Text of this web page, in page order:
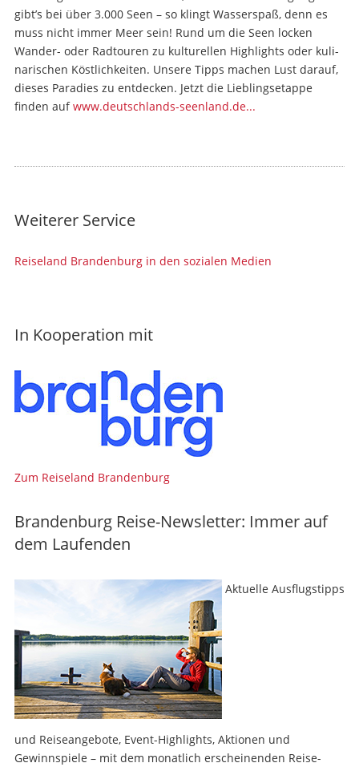
gibt’s bei über 3.000 Seen – so klingt Wasserspaß, denn es
muss nicht immer Meer sein! Rund um die Seen locken
Wander- oder Radtouren zu kulturellen Highlights oder kuli­
narischen Köstlich­keiten. Unsere Tipps machen Lust darauf,
dieses Paradies zu entdecken. Jetzt die Lieblingsetappe
finden aufwww.deutschlands-seenland.de...
Weiterer Service
Reiseland Brandenburg in den sozialen Medien
In Kooperation mit
Zum Reiseland Brandenburg
Brandenburg Reise-Newsletter: Immer auf
dem Laufenden
Aktuelle Ausflugstipps
und Reiseangebote, Event-Highlights, Aktionen und
Gewinnspiele – mit dem monatlich erscheinenden Reise-